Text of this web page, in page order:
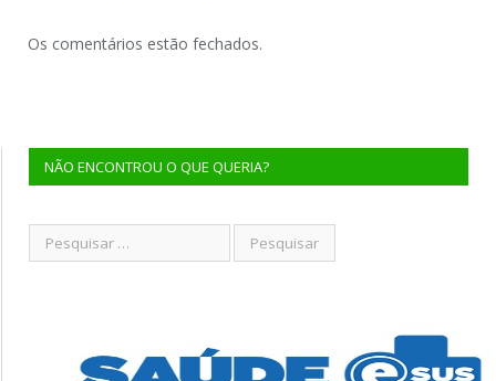
Os comentários estão fechados.
NÃO ENCONTROU O QUE QUERIA?